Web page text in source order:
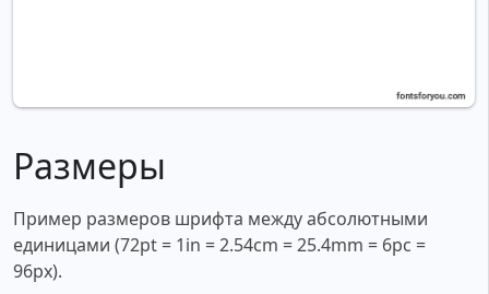
Размеры
Пример размеров шрифта между абсолютными
единицами (72pt = 1in = 2.54cm = 25.4mm = 6pc =
96px).